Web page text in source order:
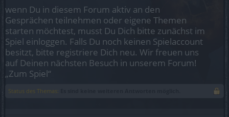
wenn Du in diesem Forum aktiv an den
Gesprächen teilnehmen oder eigene Themen
starten möchtest, musst Du Dich bitte zunächst im
Spiel einloggen. Falls Du noch keinen Spielaccount
besitzt, bitte registriere Dich neu. Wir freuen uns
auf Deinen nächsten Besuch in unserem Forum!
„Zum Spiel“
Status des Themas: